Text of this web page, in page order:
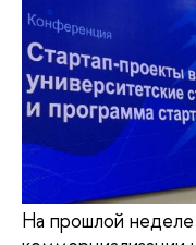
На прошлой неделе